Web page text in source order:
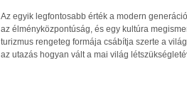
Az egyik legfontosabb érték a modern
az élményközpontúság, és egy kultúra
turizmus rengeteg formája csábítja szerte a
az utazás hogyan vált a mai világ